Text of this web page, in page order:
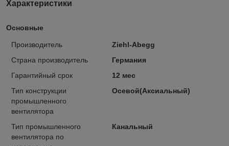
Характеристики
Основные
Производитель
Ziehl-Abegg
Страна производитель
Германия
Гарантийный срок
12 мес
Тип конструкции
промышленного
вентилятора
Осевой(Аксиальный)
Тип промышленного
вентилятора по
Канальный